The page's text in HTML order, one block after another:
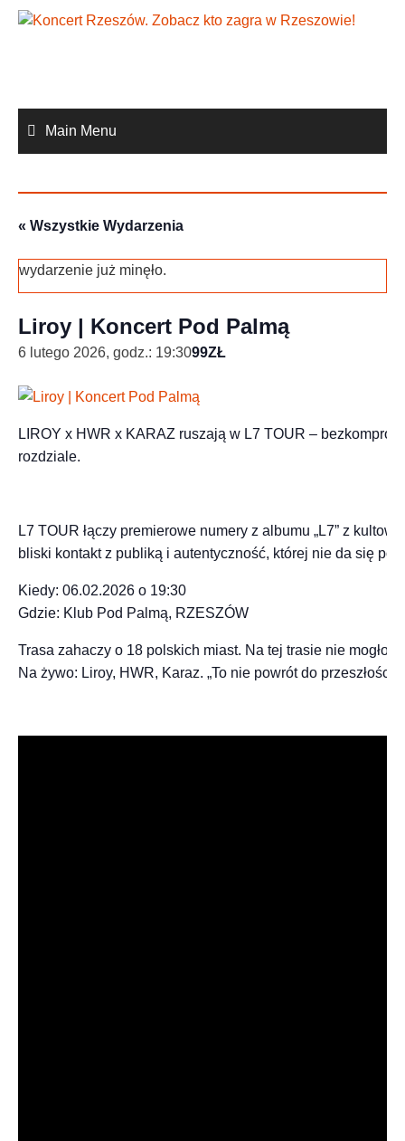
Skip
Main Menu
« Wszystkie Wydarzenia
wydarzenie już minęło.
Liroy | Koncert Pod Palmą
6 lutego 2026, godz.: 19:3099ZŁ
LIROY x HWR x KARAZ ruszają w L7 TOUR –
rozdziale.
L7 TOUR łączy premierowe numery z albumu „L7” z
bliski kontakt z publiką i autentyczność, której nie da się
Kiedy: 06.02.2026 o 19:30
Gdzie: Klub Pod Palmą, RZESZÓW
Trasa zahaczy o 18 polskich miast. Na tej trasie nie mogło
Na żywo: Liroy, HWR, Karaz. „To nie powrót do